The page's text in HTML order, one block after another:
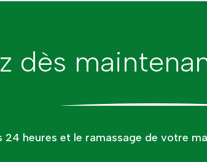
dès
heures et le ramassage de votre